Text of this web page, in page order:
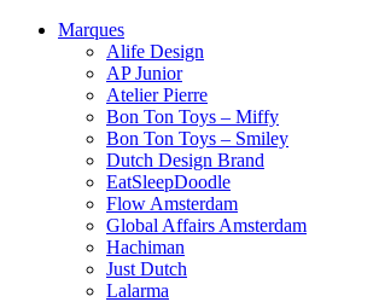
Marques
Alife Design
AP Junior
Atelier Pierre
Bon Ton Toys – Miffy
Bon Ton Toys – Smiley
Dutch Design Brand
EatSleepDoodle
Flow Amsterdam
Global Affairs Amsterdam
Hachiman
Just Dutch
Lalarma